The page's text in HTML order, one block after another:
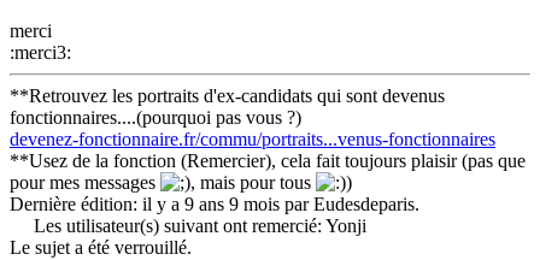
merci
:merci3:
**Retrouvez les portraits d'ex-candidats qui sont devenus
fonctionnaires....(pourquoi pas vous ?)
devenez-fonctionnaire.fr/commu/portraits...venus-fonctionnaires
**Usez de la fonction (Remercier), cela fait toujours plaisir (pas que
pour mes messages
, mais pour tous
)
Dernière édition: il y a 9 ans 9 mois parEudesdeparis.
Les utilisateur(s) suivant ont remercié: Yonji
Le sujet a été verrouillé.